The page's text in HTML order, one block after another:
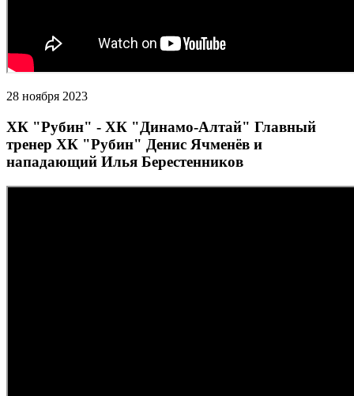
28 ноября 2023
ХК "Рубин" - ХК "Динамо-Алтай" Главный
тренер ХК "Рубин" Денис Ячменёв и
нападающий Илья Берестенников